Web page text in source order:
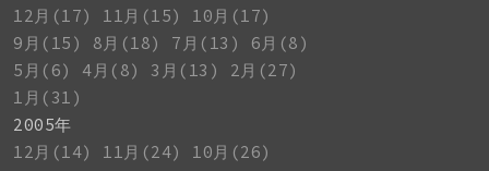
12月(17)
11月(15)
10月(17)
9月(15)
8月(18) 7月(13)
6月(8)
5月(6)
4月(8) 3月(13)
2月(27)
1月(31)
2005年
12月(14)
11月(24)
10月(26)